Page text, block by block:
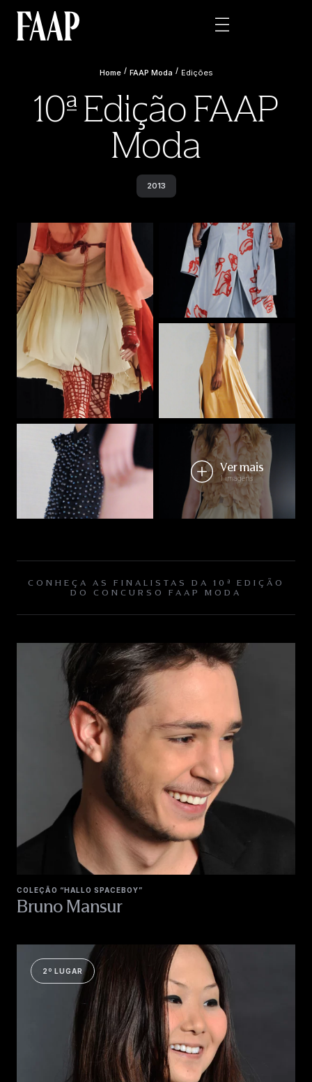
Home / FAAP Moda / Edições
10ª Edição FAAP
Moda
2013
Ver mais
1 imagens
CONHEÇA AS FINALISTAS DA 10ª EDIÇÃO
DO CONCURSO FAAP MODA
COLEÇÃO “HALLO SPACEBOY”
Bruno Mansur
2º LUGAR